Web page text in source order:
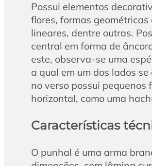
Possui elementos
flores, formas
lineares, dentre outras.
central em forma de
este, observa-se uma
a qual em um dos lados
no verso possui pequenos
horizontal, como uma
Características
O punhal é uma arma